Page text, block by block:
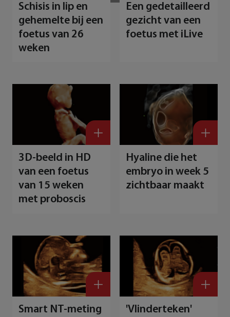
Schisis in lip en
gehemelte bij een
foetus van 26
weken
Een gedetailleerd
gezicht van een
foetus met iLive
3D-beeld in HD
van een foetus
van 15 weken
met proboscis
Hyaline die het
embryo in week 5
zichtbaar maakt
Smart NT-meting
'Vlinderteken'